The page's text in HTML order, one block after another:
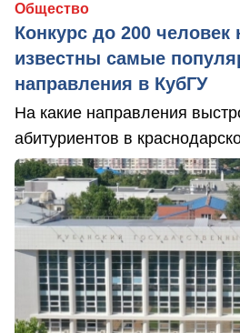
Общество
Конкурс до 200 человек
известны самые
направления в КубГУ
На какие направления
абитуриентов в